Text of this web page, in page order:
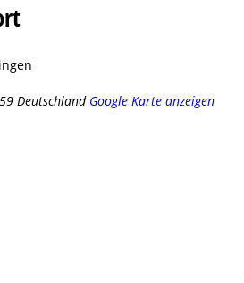
Deutschland Google Karte anzeigen